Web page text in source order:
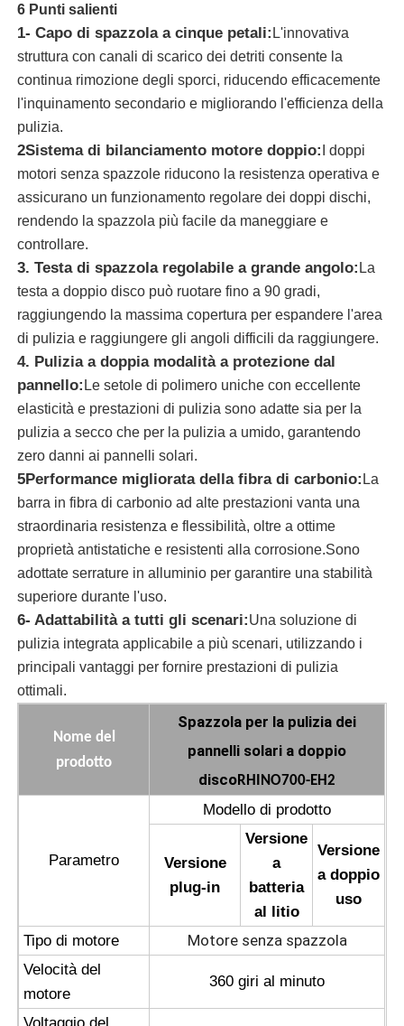
Contattaci
Tutti i casi
Richiedere un preventivo
spazzola di pulizia del pannello solare
spazzola rotante per pannelli solari
Spazzola per lavatrice a pannelli solari
Spazzola a rullo per pannelli solari
Strumenti per la pulizia dei pannelli solari
Apparecchiature per il lavaggio dei pannelli solari
Pallone alimentato con acqua
Macchina di osmosi inversa
Robot di pulizia del pannello solare
Barriera acustica per l'accumulo di energia
6 Punti salienti
1- Capo di spazzola a cinque petali: L'innovativa
struttura con canali di scarico dei detriti consente la
continua rimozione degli sporci, riducendo efficacemente
l'inquinamento secondario e migliorando l'efficienza della
pulizia.
2Sistema di bilanciamento motore doppio: I doppi
motori senza spazzole riducono la resistenza operativa e
assicurano un funzionamento regolare dei doppi dischi,
rendendo la spazzola più facile da maneggiare e
controllare.
3. Testa di spazzola regolabile a grande angolo: La
testa a doppio disco può ruotare fino a 90 gradi,
raggiungendo la massima copertura per espandere l'area
di pulizia e raggiungere gli angoli difficili da raggiungere.
4. Pulizia a doppia modalità a protezione dal
pannello: Le setole di polimero uniche con eccellente
elasticità e prestazioni di pulizia sono adatte sia per la
pulizia a secco che per la pulizia a umido, garantendo
zero danni ai pannelli solari.
5Performance migliorata della fibra di carbonio: La
barra in fibra di carbonio ad alte prestazioni vanta una
straordinaria resistenza e flessibilità, oltre a ottime
proprietà antistatiche e resistenti alla corrosione.Sono
adottate serrature in alluminio per garantire una stabilità
superiore durante l'uso.
6- Adattabilità a tutti gli scenari:Una soluzione di
pulizia integrata applicabile a più scenari, utilizzando i
principali vantaggi per fornire prestazioni di pulizia
ottimali.
Nome del
prodotto
Spazzola per la pulizia dei
pannelli solari a doppio
discoRHINO700-EH2
Parametro
Modello di prodotto
Versione
plug-in
Versione
a
batteria
al litio
Versione
a doppio
uso
Tipo di motore Motore senza spazzola
Velocità del
motore
360 giri al minuto
Voltaggio del